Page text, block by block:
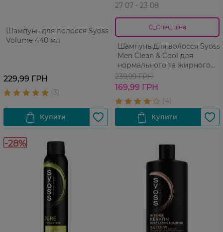
Шампунь для волосся Syoss
Volume 440 мл
229,99 ГРН
27 07 - 23 08
0_Спец.ціна
Шампунь для волосся Syoss
Men Clean & Cool для
нормального та жирного
440 мл
239,99 ГРН
169,99 ГРН
-28%